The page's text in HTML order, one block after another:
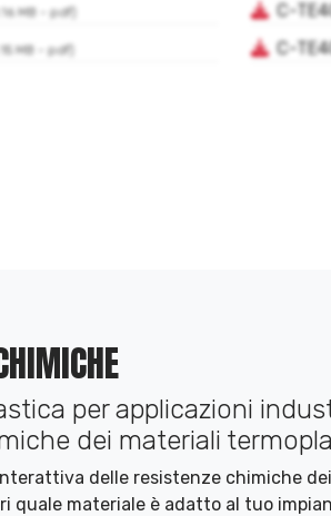
per applicazioni
dei materiali
delle resistenze chimiche
quale materiale è adatto al tuo